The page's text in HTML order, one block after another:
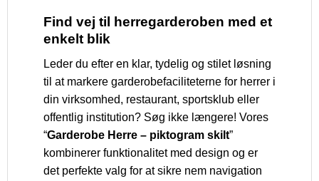
Find vej til herregarderoben med et
enkelt blik
Leder du efter en klar, tydelig og stilet løsning
til at markere garderobefaciliteterne for herrer i
din virksomhed, restaurant, sportsklub eller
offentlig institution? Søg ikke længere! Vores
“Garderobe Herre – piktogram skilt”
kombinerer funktionalitet med design og er
det perfekte valg for at sikre nem navigation